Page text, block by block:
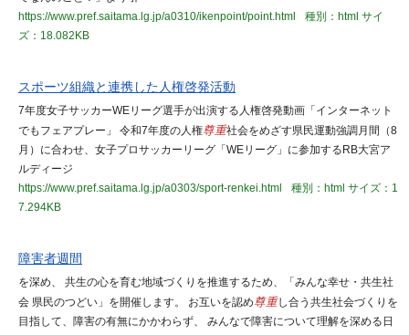
https://www.pref.saitama.lg.jp/a0310/ikenpoint/point.html
種別：html サイ
ズ：18.082KB
スポーツ組織と連携した人権啓発活動
7年度女子サッカーWEリーグ選手が出演する人権啓発動画「インターネット
でもフェアプレー」 令和7年度の人権尊重社会をめざす県民運動強調月間（8
月）に合わせ、女子プロサッカーリーグ「WEリーグ」に参加するRB大宮ア
ルディージ
https://www.pref.saitama.lg.jp/a0303/sport-renkei.html
種別：html サイズ：1
7.294KB
障害者週間
を深め、 共生の心を育む地域づくりを推進するため、「みんな幸せ・共生社
会 県民のつどい」を開催します。 お互いを認め尊重し合う共生社会づくりを
目指して、障害の有無にかかわらず、 みんなで障害について理解を深める日